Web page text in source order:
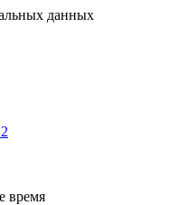
данных
время